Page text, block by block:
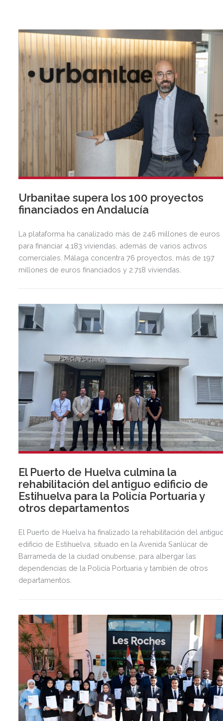
Urbanitae supera los 100 proyectos
financiados en Andalucía
La plataforma ha canalizado más de 246 millones de euros
para financiar 4.183 viviendas, además de varios activos
comerciales. Málaga concentra 76 proyectos, más de 197
millones de euros financiados y 2.718 viviendas.
El Puerto de Huelva culmina la
rehabilitación del antiguo edificio de
Estihuelva para la Policía Portuaria y
otros departamentos
El Puerto de Huelva ha finalizado la rehabilitación del
edificio de Estihuelva, situado en la Avenida Sanlúcar de
Barrameda de la ciudad onubense, para albergar las
dependencias de la Policía Portuaria y también de otros
departamentos.